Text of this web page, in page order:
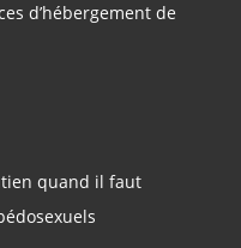
d’hébergement de
quand il faut